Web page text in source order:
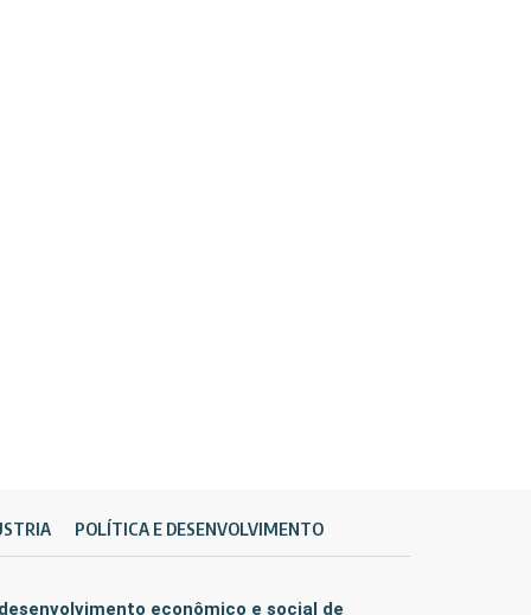
POLÍTICA E DESENVOLVIMENTO
econômico e social de